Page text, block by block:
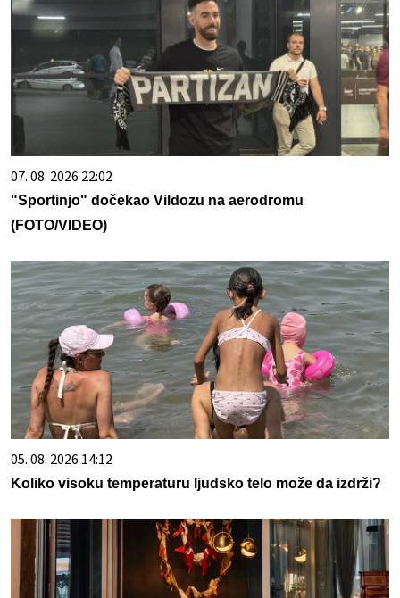
07. 08. 2026 22:02
"Sportinjo" dočekao Vildozu na aerodromu
(FOTO/VIDEO)
05. 08. 2026 14:12
Koliko visoku temperaturu ljudsko telo može da izdrži?